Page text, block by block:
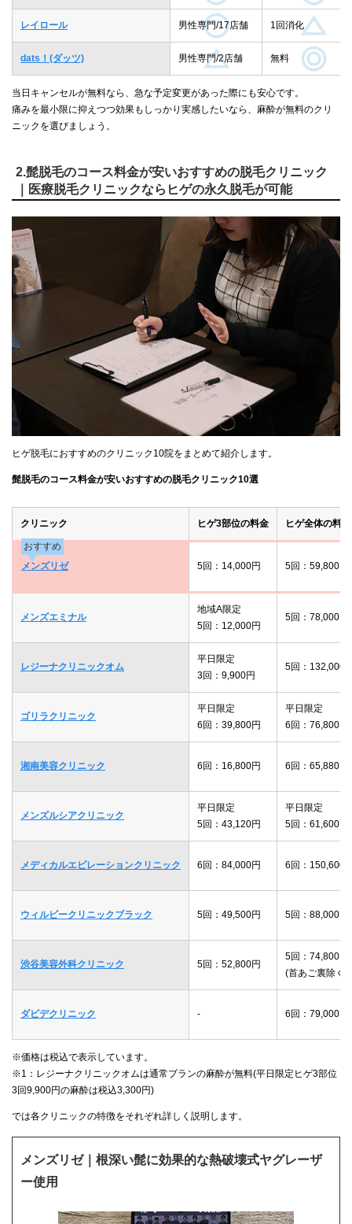
レイロール 男性専門/17店舗 1回消化
dats！(ダッツ) 男性専門/2店舗 無料
当日キャンセルが無料なら、急な予定変更があった際にも安心です。
痛みを最小限に抑えつつ効果もしっかり実感したいなら、麻酔が無料のクリ
ニックを選びましょう。
2.髭脱毛のコース料金が安いおすすめの脱毛クリニック
｜医療脱毛クリニックならヒゲの永久脱毛が可能
ヒゲ脱毛におすすめのクリニック10院をまとめて紹介します。
髭脱毛のコース料金が安いおすすめの脱毛クリニック10選
クリニック ヒゲ3部位の料金 ヒゲ全体の料金
おすすめ
メンズリゼ
5回：14,000円 5回：59,800円
メンズエミナル
地域A限定
5回：12,000円
5回：78,000円
レジーナクリニックオム
平日限定
3回：9,900円
5回：132,000
ゴリラクリニック
平日限定
6回：39,800円
平日限定
6回：76,800円
湘南美容クリニック 6回：16,800円 6回：65,880円
メンズルシアクリニック
平日限定
5回：43,120円
平日限定
5回：61,600円
メディカルエピレーションクリニック 6回：84,000円 6回：150,600
ウィルビークリニックブラック 5回：49,500円 5回：88,000円
渋谷美容外科クリニック 5回：52,800円
5回：74,800円
(首あご裏除く)
ダビデクリニック - 6回：79,000円
※価格は税込で表示しています。
※1：レジーナクリニックオムは通常プランの麻酔が無料(平日限定ヒゲ3部位
3回9,900円の麻酔は税込3,300円)
では各クリニックの特徴をそれぞれ詳しく説明します。
メンズリゼ｜根深い髭に効果的な熱破壊式ヤグレーザ
ー使用